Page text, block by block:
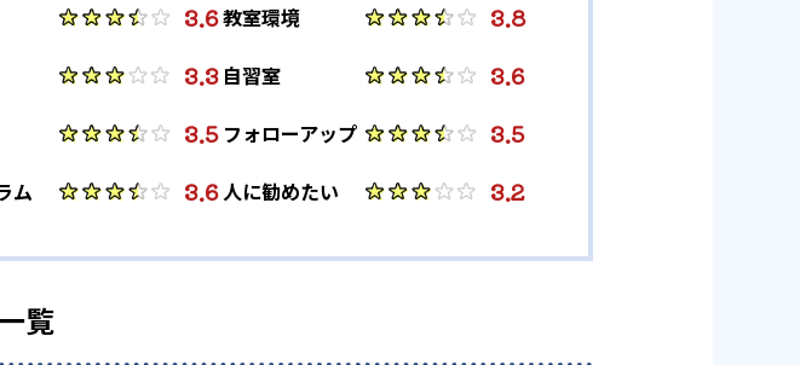
3.6
3.3
3.5
ム 3.6
教室環境 3.8
自習室 3.6
フォローアップ 3.5
人に勧めたい 3.2
覧